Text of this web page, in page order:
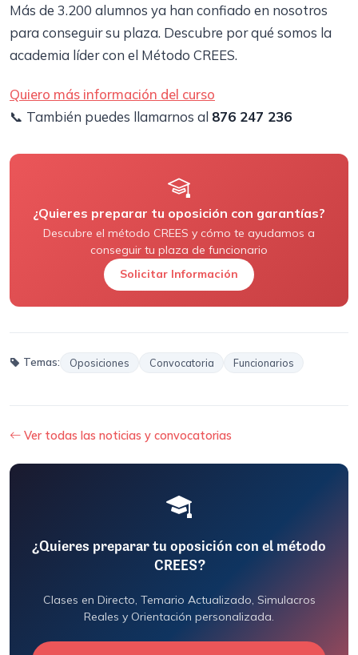
Más de 3.200 alumnos ya han confiado en nosotros
para conseguir su plaza. Descubre por qué somos la
academia líder con el Método CREES.
Quiero más información del curso
📞 También puedes llamarnos al 876 247 236
¿Quieres preparar tu oposición con garantías?
Descubre el método CREES y cómo te ayudamos a
conseguir tu plaza de funcionario
Solicitar Información
Temas: Oposiciones Convocatoria Funcionarios
Ver todas las noticias y convocatorias
¿Quieres preparar tu oposición con el método
CREES?
Clases en Directo, Temario Actualizado, Simulacros
Reales y Orientación personalizada.